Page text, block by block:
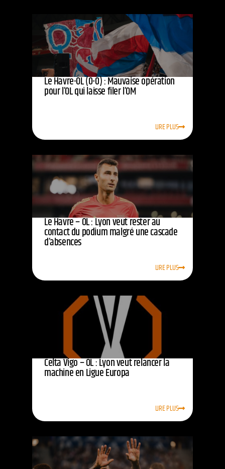
Le Havre-OL (0-0) : Mauvaise opération
pour l’OL qui laisse filer l’OM
LIRE PLUS
Le Havre – OL : Lyon veut rester au
contact du podium malgré une cascade
d’absences
LIRE PLUS
Celta Vigo – OL : Lyon veut relancer la
machine en Ligue Europa
LIRE PLUS